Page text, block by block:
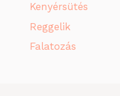
Kenyérsütés
Reggelik
Falatozás